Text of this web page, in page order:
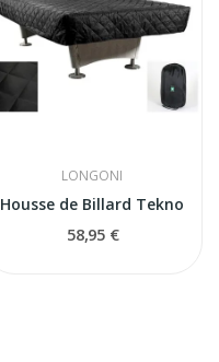
LONGONI
Housse de Billard Tekno
58,95 €